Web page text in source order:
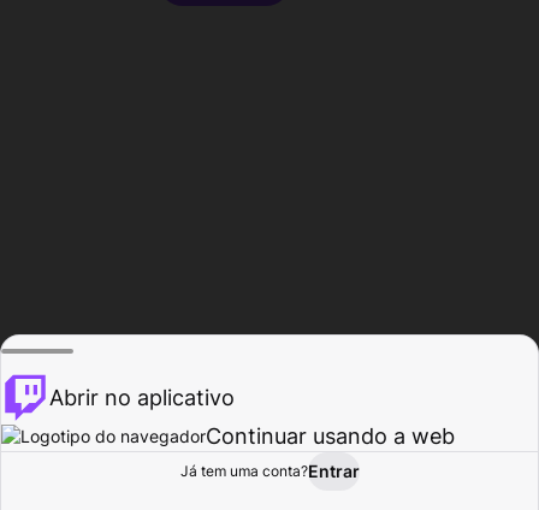
Procurar Atividade
Abrir no aplicativo
Continuar usando a web
Já tem uma conta?Entrar